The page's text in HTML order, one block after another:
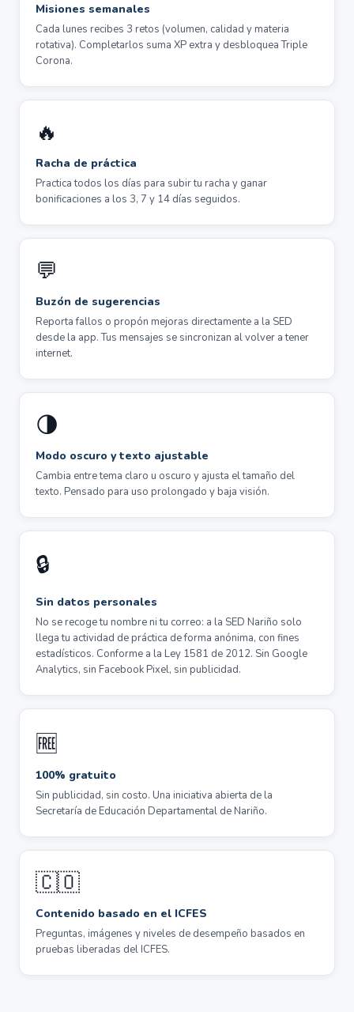
Misiones semanales
Cada lunes recibes 3 retos (volumen, calidad y materia
rotativa). Completarlos suma XP extra y desbloquea Triple
Corona.
🔥
Racha de práctica
Practica todos los días para subir tu racha y ganar
bonificaciones a los 3, 7 y 14 días seguidos.
💬
Buzón de sugerencias
Reporta fallos o propón mejoras directamente a la SED
desde la app. Tus mensajes se sincronizan al volver a tener
internet.
🌗
Modo oscuro y texto ajustable
Cambia entre tema claro u oscuro y ajusta el tamaño del
texto. Pensado para uso prolongado y baja visión.
🔒
Sin datos personales
No se recoge tu nombre ni tu correo: a la SED Nariño solo
llega tu actividad de práctica de forma anónima, con fines
estadísticos. Conforme a la Ley 1581 de 2012. Sin Google
Analytics, sin Facebook Pixel, sin publicidad.
🆓
100% gratuito
Sin publicidad, sin costo. Una iniciativa abierta de la
Secretaría de Educación Departamental de Nariño.
🇨🇴
Contenido basado en el ICFES
Preguntas, imágenes y niveles de desempeño basados en
pruebas liberadas del ICFES.